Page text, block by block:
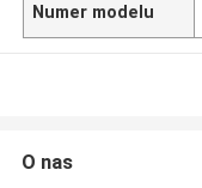
Numer modelu
O nas